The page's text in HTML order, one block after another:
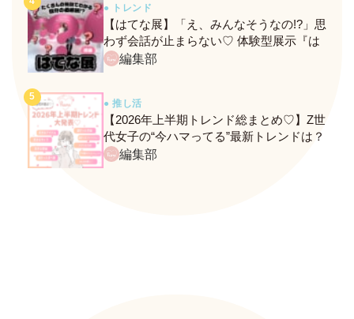
● トレンド
【はてな展】「え、みんなそうなの!?」思
わず会話が止まらない♡ 体験型展示『は
てな展』に行ってきたレポ
編集部
● 推し活
【2026年上半期トレンド総まとめ♡】Z世
代女子の“今ハマってる”最新トレンドは？
ネクストバズ予報もチェック♪
編集部